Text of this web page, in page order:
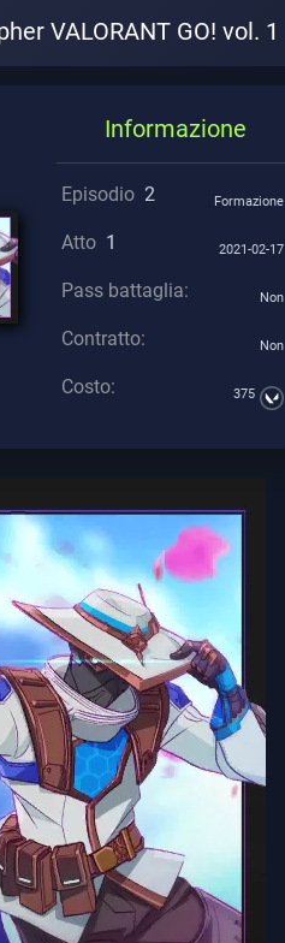
VALORANT GO! vol. 1
Informazione
Episodio 2 Formazione
Atto 1 2021-02-17
Pass battaglia: Non
Contratto: Non
Costo: 375